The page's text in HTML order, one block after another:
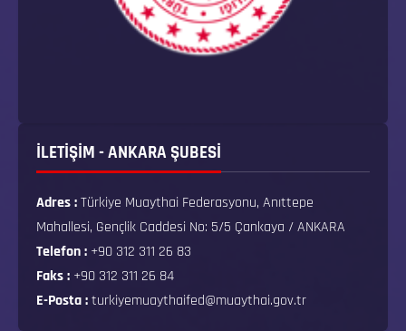
İLETİŞİM - ANKARA ŞUBESİ
Adres :Türkiye Muaythai Federasyonu, Anıttepe
Mahallesi, Gençlik Caddesi No: 5/5 Çankaya / ANKARA
Telefon : +90 312 311 26 83
Faks : +90 312 311 26 84
E-Posta :turkiyemuaythaifed@muaythai.gov.tr